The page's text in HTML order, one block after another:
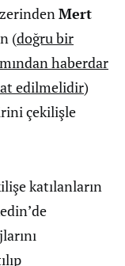
Mert
(doğru bir
haberdar
edilmelidir)
çekilişle
katılanların